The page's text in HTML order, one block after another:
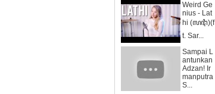
Weird Ge
nius - Lat
hi (ꦭꦛꦶ)(f
t. Sar...
Sampai L
antunkan
Adzan! Ir
manputra
S...